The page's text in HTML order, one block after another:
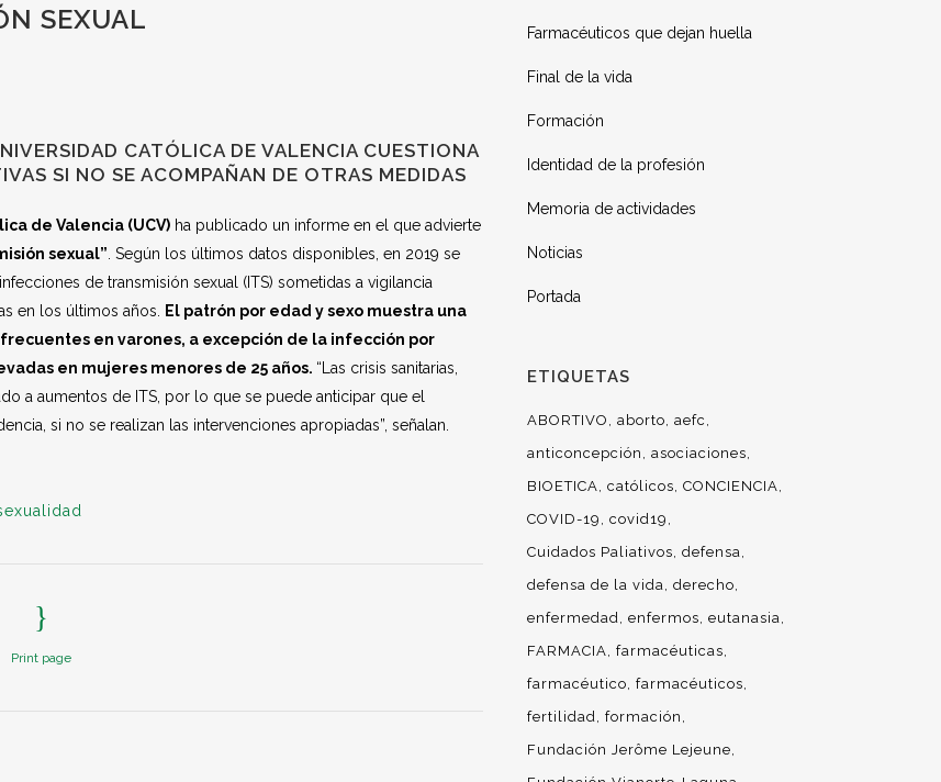
SEXUAL
CATÓLICA DE VALENCIA CUESTIONA
SI NO SE ACOMPAÑAN DE OTRAS MEDIDAS
de Valencia (UCV) ha publicado un informe en el que advierte
sexual” . Según los últimos datos disponibles, en 2019 se
de transmisión sexual (ITS) sometidas a vigilancia
en los últimos años.
El patrón por edad y sexo muestra una
en varones, a excepción de la infección por
en mujeres menores de 25 años. “Las crisis sanitarias,
a aumentos de ITS, por lo que se puede anticipar que el
si no se realizan las intervenciones apropiadas”, señalan.
Print page
Farmacéuticos que dejan huella
Final de la vida
Formación
Identidad de la profesión
Memoria de actividades
Noticias
Portada
ETIQUETAS
ABORTIVO aborto aefc
anticoncepción
asociaciones
BIOETICA católicos CONCIENCIA
COVID-19
covid19
Cuidados Paliativos defensa
defensa de la vida derecho
enfermedad enfermos eutanasia
FARMACIA farmacéuticas
farmacéutico farmacéuticos
fertilidad formación
Fundación Jerôme Lejeune